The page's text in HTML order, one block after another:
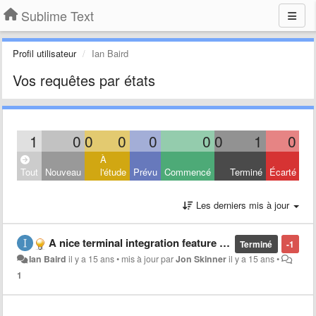
Sublime Text
Profil utilisateur Ian Baird
Vos requêtes par états
1 0 0 0 0 0 0 1 0
Tout Nouveau
À
l'étude Prévu Commencé Terminé Écarté
Les derniers mis à jour
-1
Terminé
A nice terminal integration feature using Distributed Objects or apple events to talk to (or instantiate and talk to) Sublime Text 2.
Ian Baird il y a 15 ans• mis à jour parJon Skinneril y a 15 ans•
1